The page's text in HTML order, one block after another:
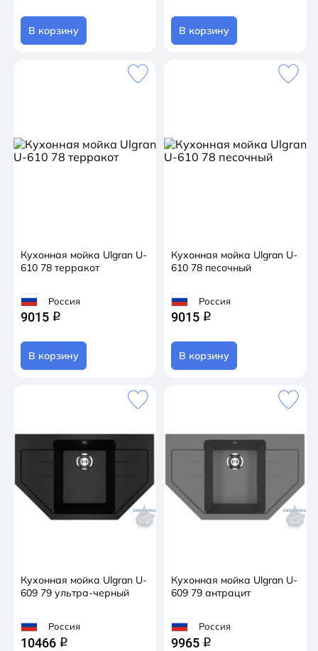
В корзину В корзину
Кухонная мойка Ulgran U-
610 78 терракот
Россия
9015 q
В корзину
Кухонная мойка Ulgran U-
610 78 песочный
Россия
9015 q
В корзину
Кухонная мойка Ulgran U-
609 79 ультра-черный
Россия
10466 q
Кухонная мойка Ulgran U-
609 79 антрацит
Россия
9965 q